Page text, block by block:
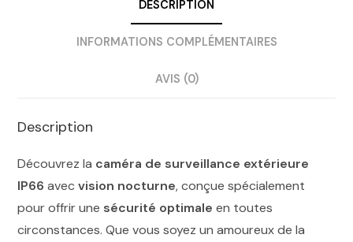
DESCRIPTION
INFORMATIONS COMPLÉMENTAIRES
AVIS (0)
Description
Découvrez la caméra de surveillance extérieure
IP66 avecvision nocturne, conçue spécialement
pour offrir une sécurité optimale en toutes
circonstances. Que vous soyez un amoureux de la